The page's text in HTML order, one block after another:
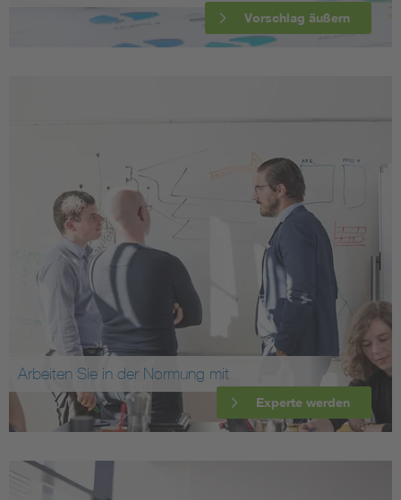
Vorschlag äußern
Arbeiten Sie in der Normung mit
Experte werden